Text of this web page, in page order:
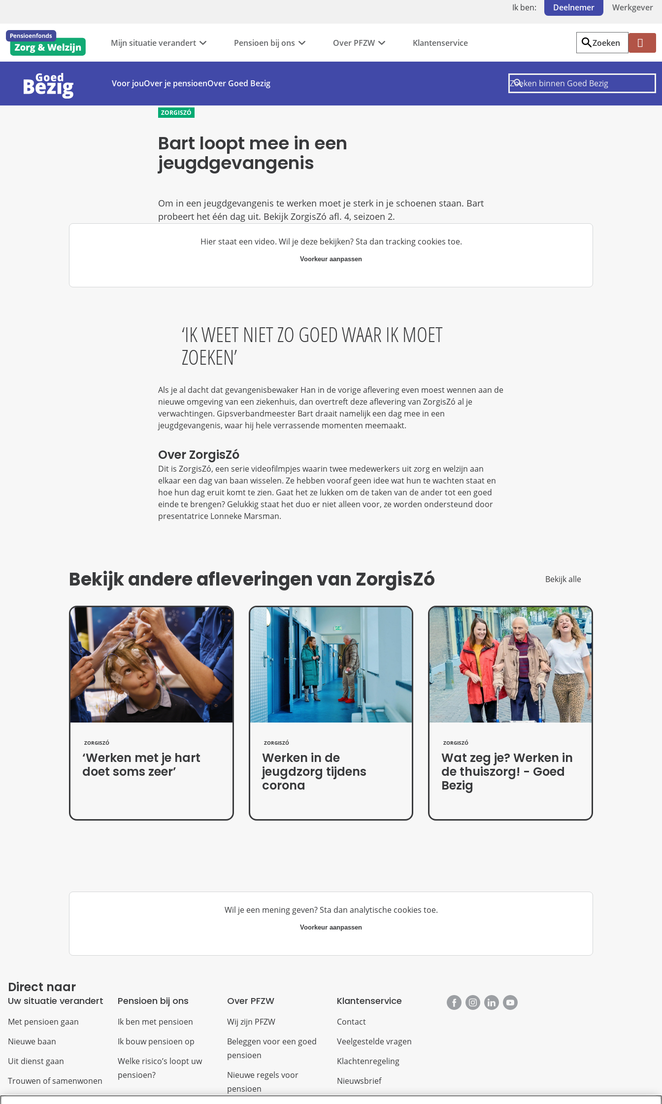
Ik ben: Deelnemer Werkgever
Mijn situatie verandert Pensioen bij ons Over PFZW Klantenservice
Zoeken
Mi
PF
Voor jouOver je pensioenOver Goed Bezig
ZORGISZÓ
Bart loopt mee in een
jeugdgevangenis
Om in een jeugdgevangenis te werken moet je sterk in je schoenen staan. Bart
probeert het één dag uit. Bekijk ZorgisZó afl. 4, seizoen 2.
Hier staat een video. Wil je deze bekijken? Sta dan tracking cookies toe.
Voorkeur aanpassen
IK WEET NIET ZO GOED WAAR IK MOET
ZOEKEN
Als je al dacht dat gevangenisbewaker Han in de vorige aflevering even moest wennen aan de
nieuwe omgeving van een ziekenhuis, dan overtreft deze aflevering van ZorgisZó al je
verwachtingen. Gipsverbandmeester Bart draait namelijk een dag mee in een
jeugdgevangenis, waar hij hele verrassende momenten meemaakt.
Over ZorgisZó
Dit is ZorgisZó, een serie videofilmpjes waarin twee medewerkers uit zorg en welzijn aan
elkaar een dag van baan wisselen. Ze hebben vooraf geen idee wat hun te wachten staat en
hoe hun dag eruit komt te zien. Gaat het ze lukken om de taken van de ander tot een goed
einde te brengen? Gelukkig staat het duo er niet alleen voor, ze worden ondersteund door
presentatrice Lonneke Marsman.
Bekijk andere afleveringen van ZorgisZó Bekijk alle
ZORGISZÓ
‘Werken met je hart
doet soms zeer’
ZORGISZÓ
Werken in de
jeugdzorg tijdens
corona
ZORGISZÓ
Wat zeg je? Werken in
de thuiszorg! - Goed
Bezig
Wil je een mening geven? Sta dan analytische cookies toe.
Voorkeur aanpassen
Direct naar
Uw situatie verandert
Met pensioen gaan
Nieuwe baan
Uit dienst gaan
Trouwen of samenwonen
Pensioen bij ons
Ik ben met pensioen
Ik bouw pensioen op
Welke risico’s loopt uw
pensioen?
Over PFZW
Wij zijn PFZW
Beleggen voor een goed
pensioen
Nieuwe regels voor
pensioen
Klantenservice
Contact
Veelgestelde vragen
Klachtenregeling
Nieuwsbrief